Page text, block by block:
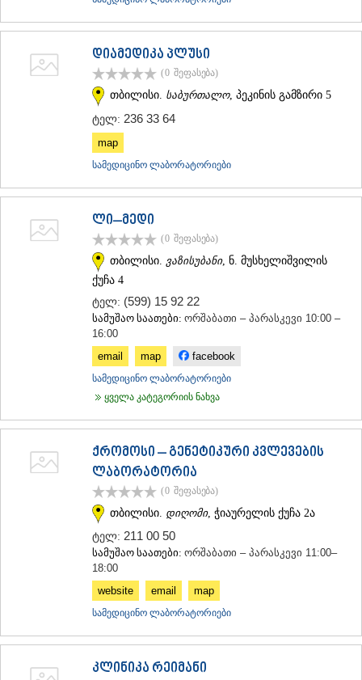
დიამედიკა პლუსი
(0 შეფასება)
თბილისი. საბურთალო, პეკინის გამზირი 5
ტელ: 236 33 64
map
სამედიცინო ლაბორატორიები
ლი–მედი
(0 შეფასება)
თბილისი. ვაზისუბანი, ნ. მუსხელიშვილის
ქუჩა 4
ტელ: (599) 15 92 22
სამუშაო საათები: ორშაბათი – პარასკევი 10:00 –
16:00
email
map facebook
სამედიცინო ლაბორატორიები
ყველა კატეგორიის ნახვა
ქრომოსი – გენეტიკური კვლევების
ლაბორატორია
(0 შეფასება)
თბილისი. დიღომი, ჭიაურელის ქუჩა 2ა
ტელ: 211 00 50
სამუშაო საათები: ორშაბათი – პარასკევი 11:00–
18:00
website
email map
სამედიცინო ლაბორატორიები
კლინიკა რეიმანი